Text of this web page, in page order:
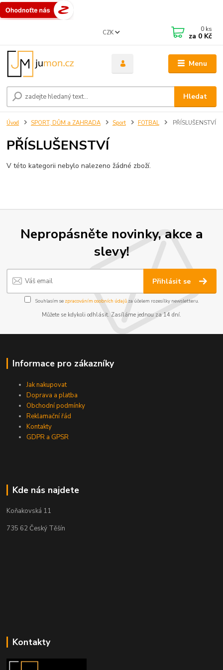
Menu
CZK
Hledat
0 ks
za 0 Kč
Úvod SPORT, DŮM a ZAHRADA Sport FOTBAL PŘÍSLUŠENSTVÍ
PŘÍSLUŠENSTVÍ
V této kategorii nebylo nalezeno žádné zboží.
Nepropásněte novinky, akce a
slevy!
Přihlásit se
Souhlasím se zpracováním osobních údajůza účelem rozesílky newsletteru.
Můžete se kdykoli odhlásit. Zasíláme jednou za 14 dní.
Informace pro zákazníky
Jak nakupovat
Doprava a platba
Obchodní podmínky
Reklamační řád
Kontakty
GDPR a GPSR
Kde nás najdete
Koňakovská 11
735 62 Český Těšín
Kontakty